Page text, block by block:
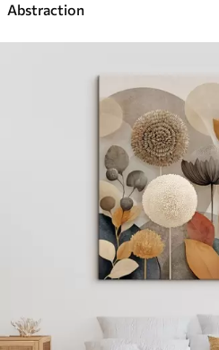
Abstraction